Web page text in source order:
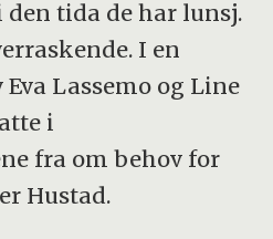
tida de har lunsj.
I en
Lassemo og Line
i
fra om behov for
Hustad.